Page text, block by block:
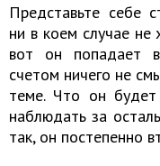
Представьте себе
ни в коем случае
вот он попадает
счетом ничего не
теме. Что он
наблюдать за
так, он постепенно